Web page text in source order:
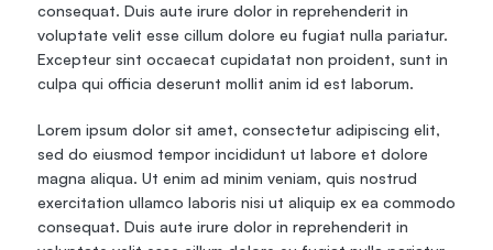
consequat. Duis aute irure dolor in reprehenderit in
voluptate velit esse cillum dolore eu fugiat nulla pariatur.
Excepteur sint occaecat cupidatat non proident, sunt in
culpa qui officia deserunt mollit anim id est laborum.
Lorem ipsum dolor sit amet, consectetur adipiscing elit,
sed do eiusmod tempor incididunt ut labore et dolore
magna aliqua. Ut enim ad minim veniam, quis nostrud
exercitation ullamco laboris nisi ut aliquip ex ea commodo
consequat. Duis aute irure dolor in reprehenderit in